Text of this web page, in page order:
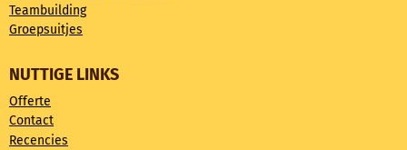
Teambuilding
Groepsuitjes
NUTTIGE LINKS
Offerte
Contact
Recencies